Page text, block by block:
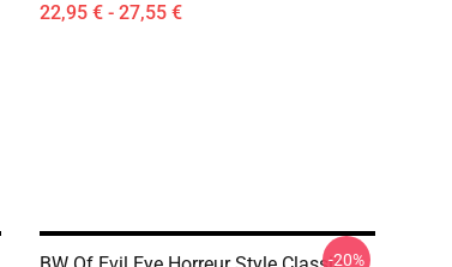
22,95 € - 27,55 €
-20%